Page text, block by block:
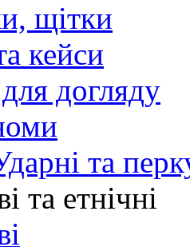
щітки
кейси
догляду
та
та етнічні